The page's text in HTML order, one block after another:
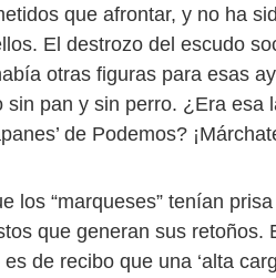
que afrontar, y no ha
El destrozo del escudo
otras figuras para esas
sin pan y sin perro. ¿Era esa
de Podemos?
los “marqueses” tenían
que generan sus retoños.
de recibo que una ‘alta